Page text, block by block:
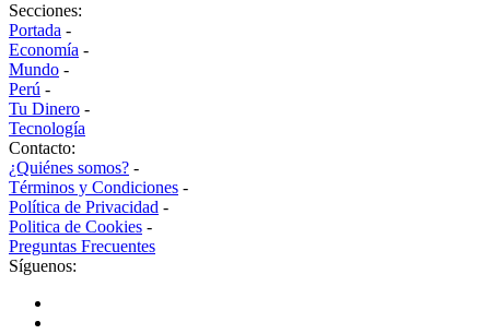
Secciones:
Portada -
Economía -
Mundo -
Perú -
Tu Dinero -
Tecnología
Contacto:
¿Quiénes somos? -
Términos y Condiciones -
Política de Privacidad -
Politica de Cookies -
Preguntas Frecuentes
Síguenos: